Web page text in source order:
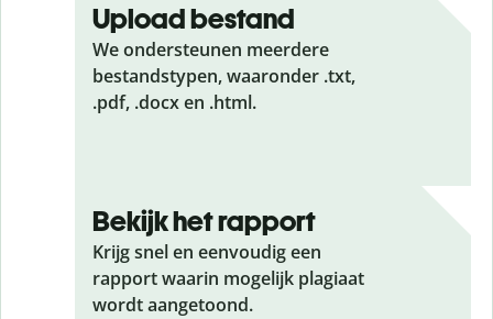
Upload bestand
We ondersteunen meerdere
bestandstypen, waaronder .txt,
.pdf, .docx en .html.
Bekijk het rapport
Krijg snel en eenvoudig een
rapport waarin mogelijk plagiaat
wordt aangetoond.